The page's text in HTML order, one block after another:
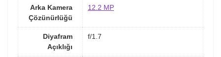
Arka Kamera
Çözünürlüğü
12.2 MP
Diyafram
Açıklığı
f/1.7